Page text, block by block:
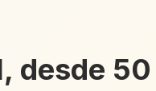
desde